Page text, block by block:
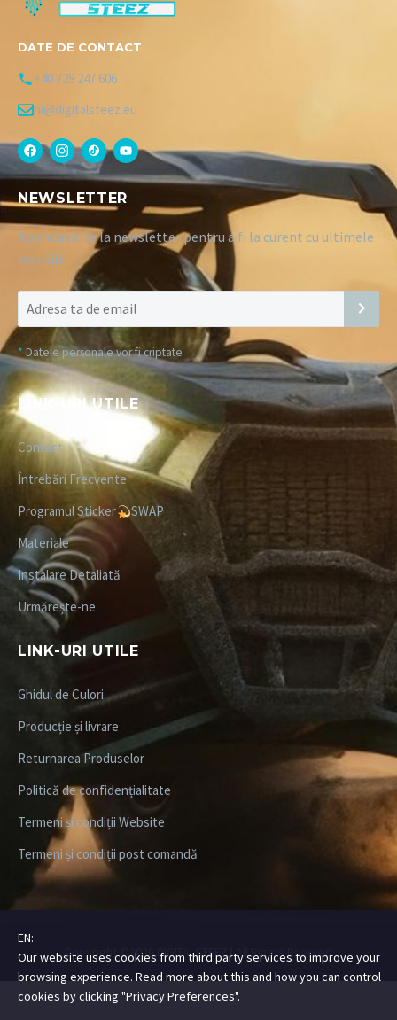
DATE DE CONTACT
+40 728 247 606
hi@digitalsteez.eu
NEWSLETTER
Abonează-te la newsletter pentru a fi la curent cu ultimele
noutăți:
* Datele personale vor fi criptate
LINK-URI UTILE
Contact
Întrebări Frecvente
Programul Sticker
SWAP
Materiale
Instalare Detaliată
Urmărește-ne
LINK-URI UTILE
Ghidul de Culori
Producție și livrare
Returnarea Produselor
Politică de confidențialitate
Termeni și condiții Website
Termeni și condiții post comandă
Copyright ©2026 DIGITALSTEEZ| All Rights Rserved
EN:
Our website uses cookies from third party services to improve your
browsing experience. Read more about this and how you can control
cookies by clicking "Privacy Preferences".